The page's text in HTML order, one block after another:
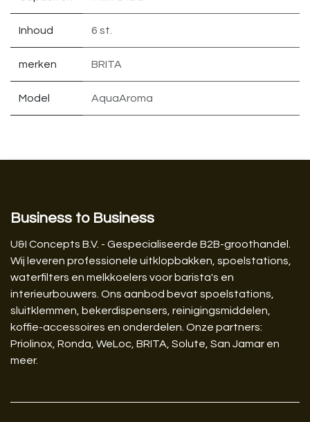
Inhoud 6 st.
merken BRITA
Model AquaAroma
Business to Business
U&I Concepts B.V. - Gespecialiseerde B2B-groothandel.
Wij leveren professionele uitklopbakken, spoelstations,
waterfilters en melkkoelers voor barista's en
interieurbouwers. Ons aanbod bevat spoelstations,
sluitklemmen, bekerdispensers, reinigingsmiddelen,
koffie-accessoires en onderdelen. Onze partners:
Priolinox, Ronda, WeLoc, BRITA, Solute, San Jamar en
meer.